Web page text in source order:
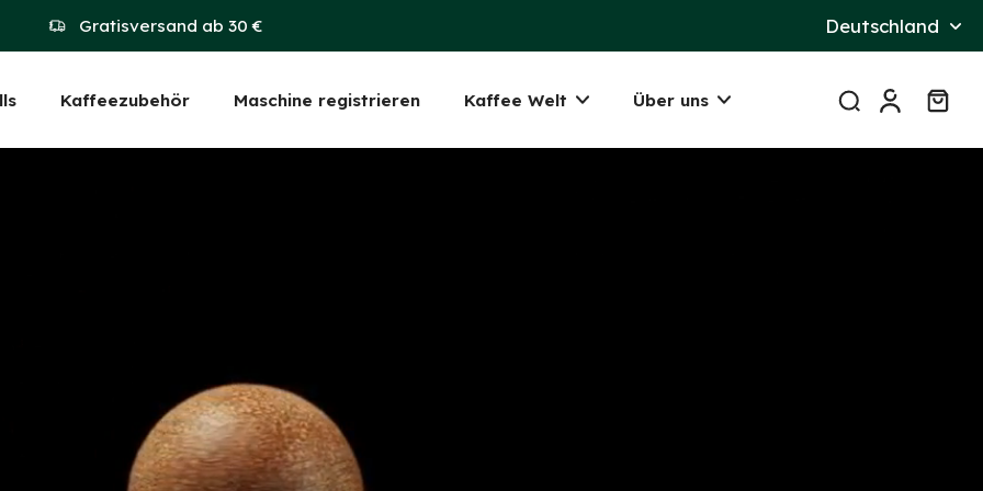
Gratisversand ab 30 € Deutschland
de.sections.header.navigation_heading
Kaffeezubehör Maschine registrieren Kaffee Welt Über uns